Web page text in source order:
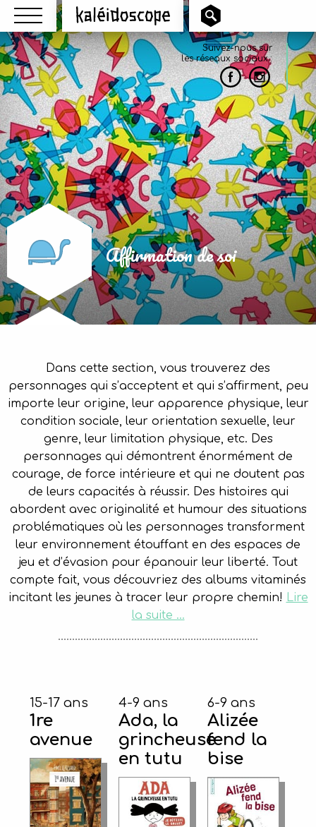
Menu Kaléidoscope
Suivez-nous sur
les réseaux sociaux :
Affirmation de soi
Dans cette section, vous trouverez des
personnages qui s’acceptent et qui s’affirment, peu
importe leur origine, leur apparence physique, leur
condition sociale, leur orientation sexuelle, leur
genre, leur limitation physique, etc. Des
personnages qui démontrent énormément de
courage, de force intérieure et qui ne doutent pas
de leurs capacités à réussir. Des histoires qui
abordent avec originalité et humour des situations
problématiques où les personnages transforment
leur environnement étouffant en des espaces de
jeu et d’évasion pour épanouir leur liberté. Tout
compte fait, vous découvriez des albums vitaminés
incitant les jeunes à tracer leur propre chemin! Lire
la suite …
15-17 ans
1re
avenue
4-9 ans
Ada, la
grincheuse
en tutu
6-9 ans
Alizée
fend la
bise